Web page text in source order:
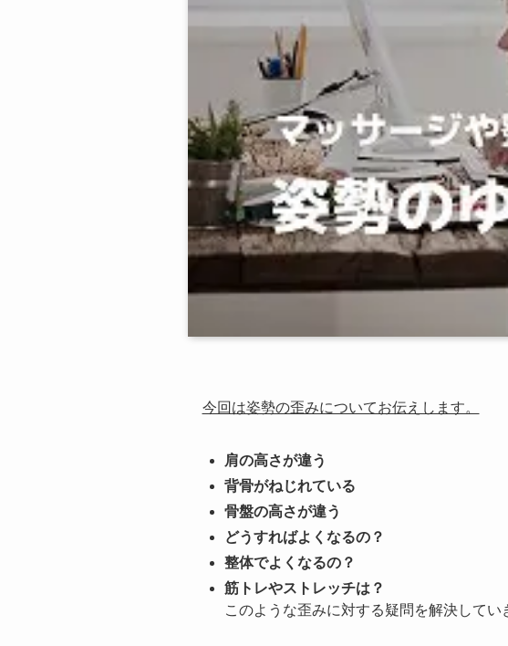
今回は姿勢の歪みについてお伝えします。
肩の高さが違う
背骨がねじれている
骨盤の高さが違う
どうすればよくなるの？
整体でよくなるの？
筋トレやストレッチは？
このような歪みに対する疑問を解決してい